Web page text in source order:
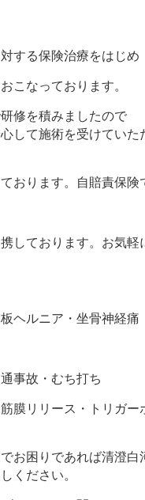
する保険治療をはじめ
こなっております。
修を積みましたので
して施術を受けていた
おります。自賠責保険
しております。お気軽
ヘルニア・坐骨神経痛
事故・むち打ち
膜リリース・トリガー
お困りであれば清澄
ください。